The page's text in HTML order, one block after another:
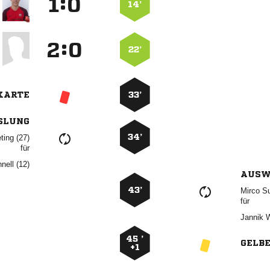
: 14’
: 22’
33’

für

34’
43’

für

45 ’
+1